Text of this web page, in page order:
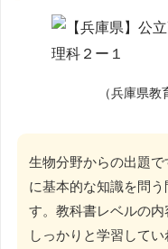
（兵庫県
生物分野からの出題
に基本的な知識を問
す。教科書レベルの
しっかりと学習して